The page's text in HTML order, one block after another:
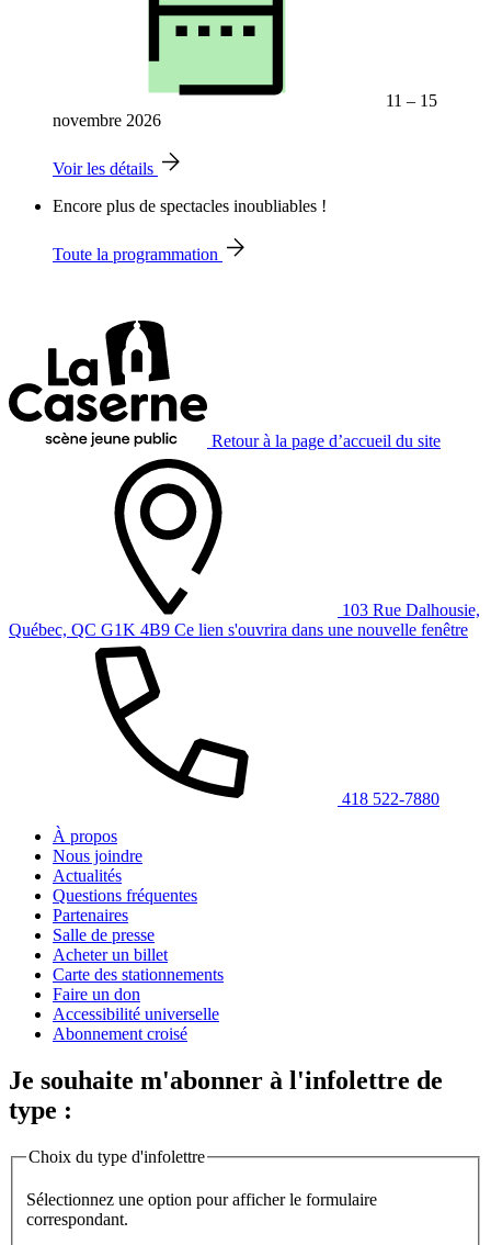
11 – 15
novembre 2026
Voir les détails
Encore plus de spectacles inoubliables !
Toute la programmation
Retour à la page d’accueil du site
103 Rue Dalhousie,
Québec, QC G1K 4B9 Ce lien s'ouvrira dans une nouvelle fenêtre
418 522-7880
À propos
Nous joindre
Actualités
Questions fréquentes
Partenaires
Salle de presse
Acheter un billet
Carte des stationnements
Faire un don
Accessibilité universelle
Abonnement croisé
Je souhaite m'abonner à l'infolettre de
type :
Choix du type d'infolettre
Sélectionnez une option pour afficher le formulaire
correspondant.